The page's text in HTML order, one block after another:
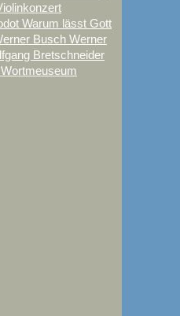
Warum lässt Gott
Busch Werner
Bretschneider
Wortmeuseum